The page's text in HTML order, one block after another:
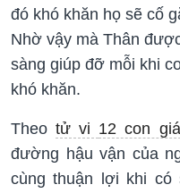
đó khó khăn họ sẽ cố
Nhờ vậy mà Thân
sàng giúp đỡ mỗi khi
khó khăn.
Theotử vi 12 con
đường hậu vận của
cùng thuận lợi khi có